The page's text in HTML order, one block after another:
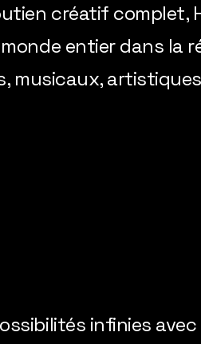
créatif complet,
entier dans la
musicaux,
infinies